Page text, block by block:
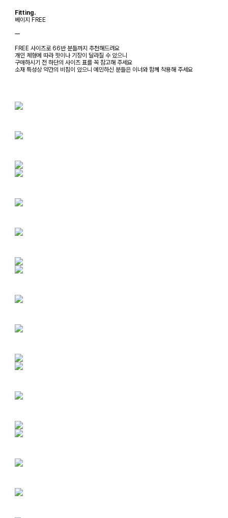
Fitting.
베이지 FREE
ㅡ
FREE 사이즈로 66반 분들까지 추천해드려요
개인 체형에 따라 핏이나 기장이 달라질 수 있으니
구매하시기 전 하단의 사이즈 표를 꼭 참고해 주세요
소재 특성상 약간의 비침이 있으니 예민하신 분들은 이너와 함께 착용해 주세요